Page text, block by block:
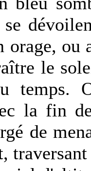
se
orage, ou
le
temps.
la fin
de